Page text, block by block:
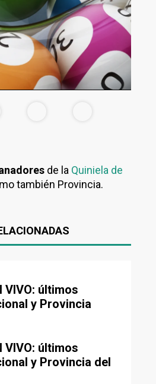
de la Quiniela de
también Provincia.
VIVO: últimos
y Provincia
VIVO: últimos
y Provincia del